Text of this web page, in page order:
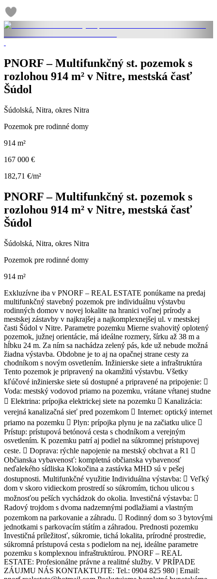
PNORF – Multifunkčný st. pozemok s
rozlohou 914 m² v Nitre, mestská časť
Šúdol
Šúdolská, Nitra, okres Nitra
Pozemok pre rodinné domy
914 m²
167 000 €
182,71 €/m²
PNORF – Multifunkčný st. pozemok s
rozlohou 914 m² v Nitre, mestská časť
Šúdol
Šúdolská, Nitra, okres Nitra
Pozemok pre rodinné domy
914 m²
Exkluzívne iba v PNORF – REAL ESTATE ponúkame na predaj
multifunkčný stavebný pozemok pre individuálnu výstavbu
rodinných domov v novej lokalite na hranici voľnej prírody a
mestskej zástavby v najkrajšej a najkomplexnejšej ul. v mestskej
časti Šúdol v Nitre. Parametre pozemku Mierne svahovitý oplotený
pozemok, južnej orientácie, má ideálne rozmery, šírku až 38 m a
hĺbku 24 m. Za ním sa nachádza zelený pás, kde už nebude možná
žiadna výstavba. Obdobne je to aj na opačnej strane cesty za
chodníkom s novým osvetlením. Inžinierske siete a infraštruktúra
Tento pozemok je pripravený na okamžitú výstavbu. Všetky
kľúčové inžinierske siete sú dostupné a pripravené na pripojenie: 
Voda: mestský vodovod priamo na pozemku, vrátane vŕtanej studne
 Elektrina: prípojka elektrickej siete na pozemku  Kanalizácia:
verejná kanalizačná sieť pred pozemkom  Internet: optický internet
priamo na pozemku  Plyn: prípojka plynu je na začiatku ulice 
Prístup: prístupová betónová cesta s chodníkom a verejným
osvetlením. K pozemku patrí aj podiel na súkromnej prístupovej
ceste.  Doprava: rýchle napojenie na mestský obchvat a R1 
Občianska vybavenosť: kompletná občianska vybavenosť
neďalekého sídliska Klokočina a zastávka MHD sú v pešej
dostupnosti. Multifunkčné využitie Individuálna výstavba:  Veľký
dom v skoro vidieckom prostredí so súkromím, tichou ulicou s
možnosťou peších vychádzok do okolia. Investičná výstavba: 
Radový trojdom s dvoma nadzemnými podlažiami a vlastným
pozemkom na parkovanie a záhradu.  Rodinný dom so 3 bytovými
jednotkami s parkovacím státím a záhradou. Prednosti pozemku
Investičná príležitosť, súkromie, tichá lokalita, prírodné prostredie,
súkromná prístupová cesta s podielom na nej, ideálne parametre
pozemku s komplexnou infraštruktúrou. PNORF – REAL
ESTATE: Profesionálne právne a realitné služby. V PRÍPADE
ZÁUJMU NÁS KONTAKTUJTE: Tel.: 0904 825 980 | Email: